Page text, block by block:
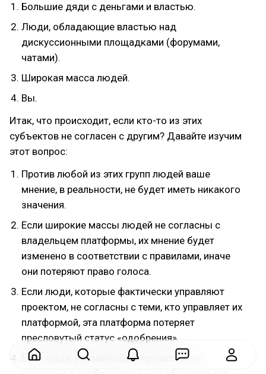
Большие дяди с деньгами и властью.
Люди, обладающие властью над
дискуссионными площадками (форумами,
чатами).
Широкая масса людей.
Вы.
Итак, что происходит, если кто-то из этих
субъектов не согласен с другим? Давайте изучим
этот вопрос:
Против любой из этих групп людей ваше
мнение, в реальности, не будет иметь никакого
значения.
Если широкие массы людей не согласны с
владельцем платформы, их мнение будет
изменено в соответствии с правилами, иначе
они потеряют право голоса.
Если люди, которые фактически управляют
проектом, не согласны с теми, кто управляет их
платформой, эта платформа потеряет
пресловутый статус «одобрения».
Если люди, управляющие проектом, не